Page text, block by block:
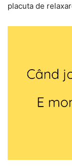
placuta de